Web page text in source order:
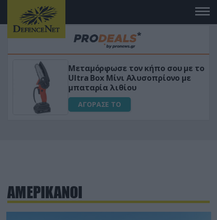
Μεταμόρφωσε τον κήπο σου με το
Ultra Box Μίνι Αλυσοπρίονο με
μπαταρία λιθίου
ΑΓΟΡΑΣΕ ΤΟ
ΑΜΕΡΙΚΑΝΟΙ